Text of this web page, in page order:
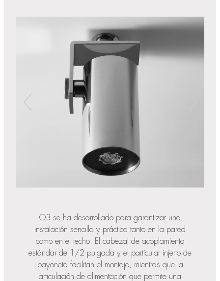
O3 se ha desarrollado para garantizar una
instalación sencilla y práctica tanto en la pared
como en el techo. El cabezal de acoplamiento
estándar de 1/2 pulgada y el particular injerto de
bayoneta facilitan el montaje, mientras que la
articulación de alimentación que permite una